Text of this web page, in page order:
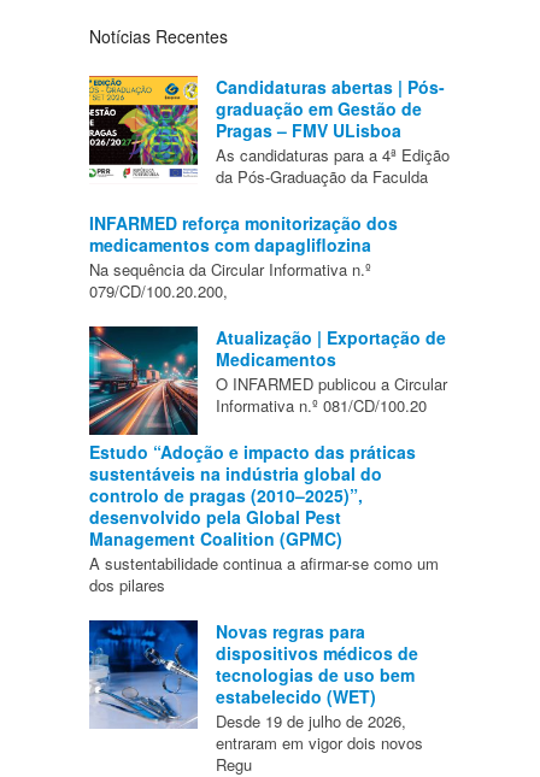
Notícias Recentes
Candidaturas abertas | Pós-
graduação em Gestão de
Pragas – FMV ULisboa
As candidaturas para a 4ª Edição
da Pós-Graduação da Faculda
INFARMED reforça monitorização dos
medicamentos com dapagliflozina
Na sequência da Circular Informativa n.º
079/CD/100.20.200,
Atualização | Exportação de
Medicamentos
O INFARMED publicou a Circular
Informativa n.º 081/CD/100.20
Estudo “Adoção e impacto das práticas
sustentáveis na indústria global do
controlo de pragas (2010–2025)”,
desenvolvido pela Global Pest
Management Coalition (GPMC)
A sustentabilidade continua a afirmar-se como um
dos pilares
Novas regras para
dispositivos médicos de
tecnologias de uso bem
estabelecido (WET)
Desde 19 de julho de 2026,
entraram em vigor dois novos
Regu